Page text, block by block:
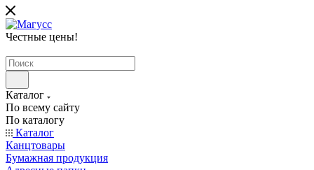
Честные цены!
Каталог
По всему сайту
По каталогу
Каталог
Канцтовары
Бумажная продукция